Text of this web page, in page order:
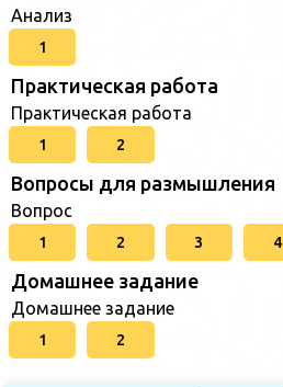
Анализ
1
Практическая работа
Практическая работа
1 2
Вопросы для размышления
Вопрос
1 2 3 4
Домашнее задание
Домашнее задание
1 2